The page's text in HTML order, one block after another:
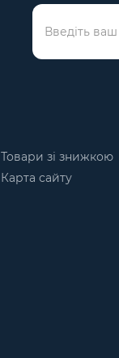
Товари зі знижкою
Карта сайту